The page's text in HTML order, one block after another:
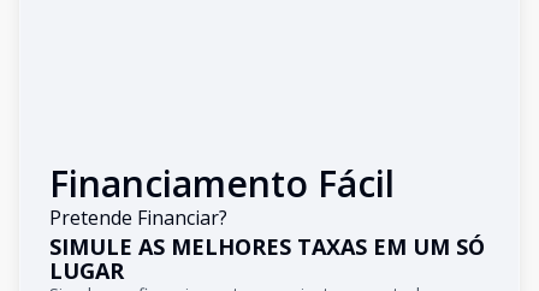
Financiamento Fácil
Pretende Financiar?
SIMULE AS MELHORES TAXAS EM UM SÓ
LUGAR